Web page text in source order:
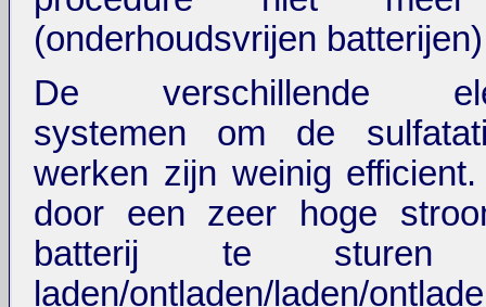
(onderhoudsvrijen
De verschillende
systemen om de
werken zijn weinig
door een zeer hoge
batterij te sturen
laden/ontladen/laden/